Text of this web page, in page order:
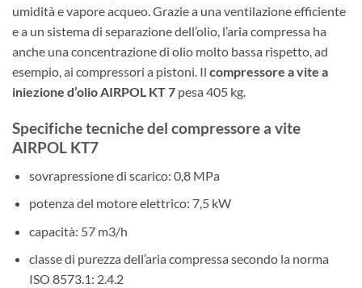
umidità e vapore acqueo. Grazie a una ventilazione efficiente
e a un sistema di separazione dell’olio, l’aria compressa ha
anche una concentrazione di olio molto bassa rispetto, ad
esempio, ai compressori a pistoni. Il compressore a vite a
iniezione d’olio AIRPOL KT 7 pesa 405 kg.
Specifiche tecniche del compressore a vite
AIRPOL KT7
sovrapressione di scarico: 0,8 MPa
potenza del motore elettrico: 7,5 kW
capacità: 57 m3/h
classe di purezza dell’aria compressa secondo la norma
ISO 8573.1: 2.4.2